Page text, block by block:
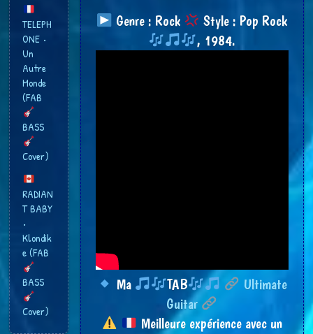
Genre : Rock
Style : Pop Rock
, 1984.
Ma TAB
Ultimate
Guitar
Meilleure expérience avec un
TELEPH
ONE •
Un
Autre
Monde
(FAB
BASS
Cover)
RADIAN
T BABY
•
Klondik
e (FAB
BASS
Cover)